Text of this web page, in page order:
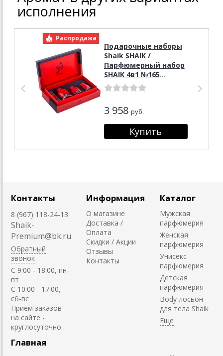
исполнения
Распродажа
Подарочные наборы
Shaik SHAIK /
Парфюмерный набор
SHAIK 4в1 №165
Narcotic 10, 25, 50, 100
мл
3 958 руб.
Контакты
8 (967) 118-24-13
Shaik-
Premium@bk.ru
Обратный
звонок
C 9:00 - 18:00, пн-
пт
С 10:00 - 17:00,
сб-вс
Приём заказов
на сайте -
круглосуточно.
Информация
О магазине
Доставка /
Оплата
Скидки / Акции
Отзывы
Контакты
Каталог
Мужская
парфюмерия
Женская
парфюмерия
Унисекс
парфюмерия
Детская
парфюмерия
Body лосьон
для тела Shaik
Главная